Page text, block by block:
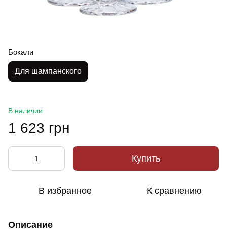
Бокали
Для шампанского
В наличии
1 623 грн
Купить
В избранное К сравнению
Описание